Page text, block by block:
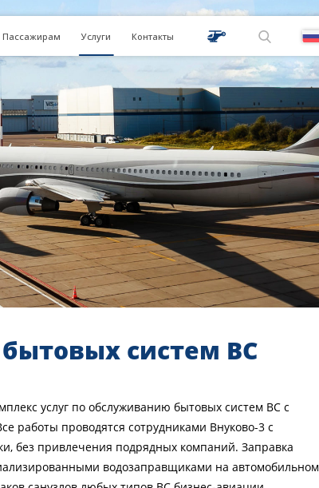
Пассажирам Услуги Контакты
систем ВС
услуг по обслуживанию бытовых систем ВС с
работы проводятся сотрудниками Внуково-3 с
без привлечения подрядных компаний. Заправка
водозаправщиками на автомобильном